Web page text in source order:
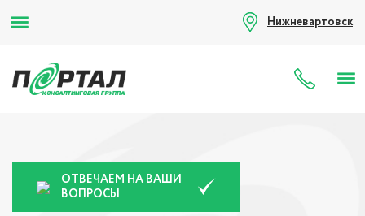
Нижневартовск
8
ОТВЕЧАЕМ НА ВАШИ
ВОПРОСЫ